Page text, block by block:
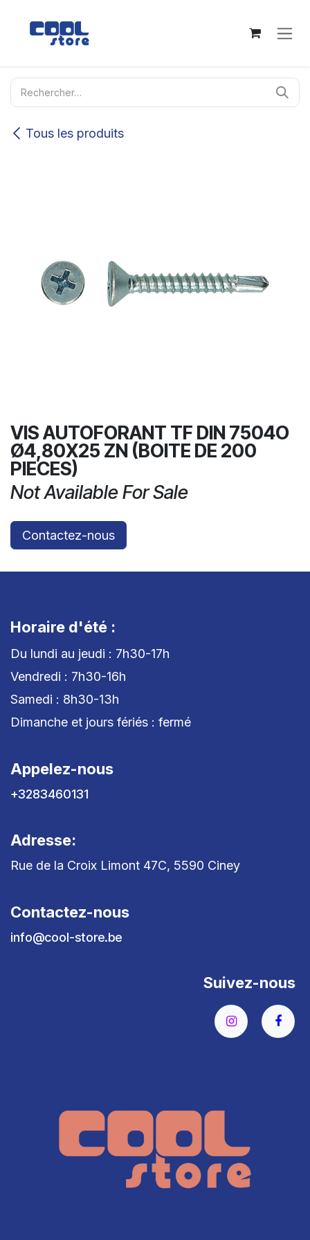
Tous les produits
VIS AUTOFORANT TF DIN 7504O
Ø4,80X25 ZN (BOITE DE 200
PIECES)
Not Available For Sale
Contactez-nous
Horaire d'été :
Du lundi au jeudi : 7h30-17h
Vendredi : 7h30-16h
Samedi : 8h30-13h
Dimanche et jours fériés : fermé
Appelez-nous
+3283460131
Adresse:
Rue de la Croix Limont 47C, 5590 Ciney
Contactez-nous
info@cool-store.be
Suivez-nous